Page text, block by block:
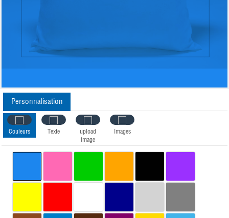
Personnalisation
Couleurs Texte
upload
image
Images